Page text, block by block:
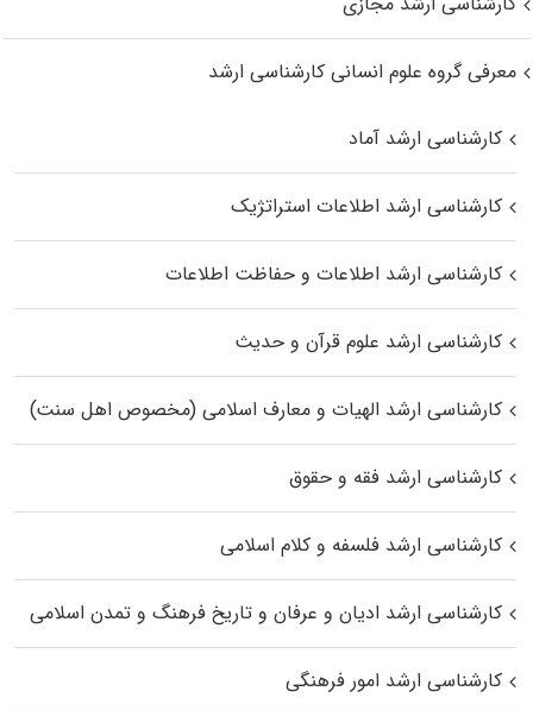
معرفی گروه علوم انسانی کارشناسی ارشد
کارشناسی ارشد آماد
کارشناسی ارشد اطلاعات استراتژیک
کارشناسی ارشد اطلاعات و حفاظت اطلاعات
کارشناسی ارشد علوم قرآن و حدیث
کارشناسی ارشد الهیات و معارف اسلامی (مخصوص اهل سنت)
کارشناسی ارشد فقه و حقوق
کارشناسی ارشد فلسفه و کلام اسلامی
کارشناسی ارشد ادیان و عرفان و تاریخ فرهنگ و تمدن اسلامی
کارشناسی ارشد امور فرهنگی